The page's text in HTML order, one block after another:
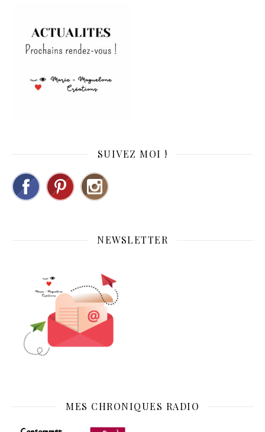
SUIVEZ MOI !
NEWSLETTER
MES CHRONIQUES RADIO